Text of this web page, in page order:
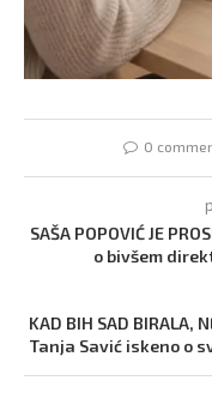
0
SAŠA POPOVIĆ JE
o bivšem
KAD BIH SAD BIRALA,
Tanja Savić iskeno o